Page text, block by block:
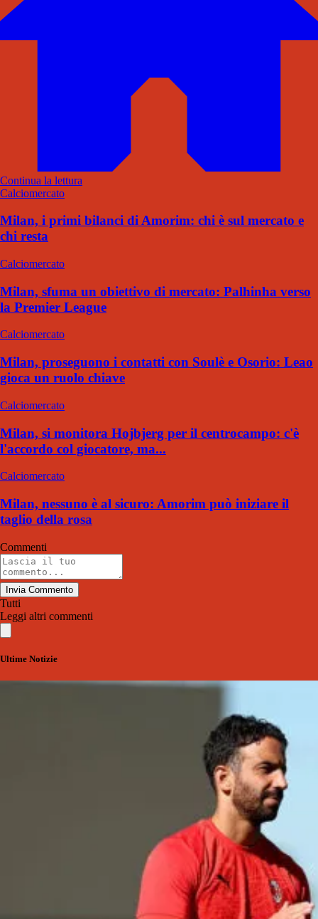
Continua la lettura
Calciomercato
Milan, i primi bilanci di Amorim: chi è sul mercato e
chi resta
Calciomercato
Milan, sfuma un obiettivo di mercato: Palhinha verso
la Premier League
Calciomercato
Milan, proseguono i contatti con Soulè e Osorio: Leao
gioca un ruolo chiave
Calciomercato
Milan, si monitora Hojbjerg per il centrocampo: c'è
l'accordo col giocatore, ma...
Calciomercato
Milan, nessuno è al sicuro: Amorim può iniziare il
taglio della rosa
Commenti
Invia Commento
Tutti
Leggi altri commenti
Ultime Notizie